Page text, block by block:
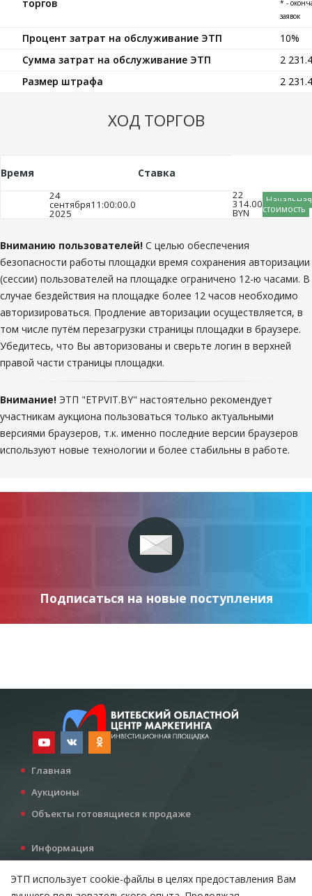
торгов
* -
заявок
Процент затрат на обслуживание ЭТП
10%
Сумма затрат на обслуживание ЭТП
2
Размер штрафа
2
ХОД ТОРГОВ
Время Ставка
24
сентября
2025
11:00:00.0
22
314.00
BYN
Начальная
стоимость
Вниманию пользователей! С целью обеспечения
безопасности работы площадки время сохранения авторизации
(сессии) пользователей на площадке ограничено 12-ю часами. В
случае бездействия на площадке более 12 часов необходимо
авторизироваться. Продление авторизации осуществляется, в
том числе путём перезагрузки страницы площадки в браузере.
Убедитесь, что Вы авторизованы и сверьте логин в верхней
правой части страницы площадки.
Внимание! ЭТП "ETPVIT.BY" настоятельно рекомендует
участникам аукциона пользоваться только актуальными
версиями браузеров, т.к. именно последние версии браузеров
используют новые технологии и более стабильны в работе.
Подписаться на новые поступления
Главная
Аукционы
Объекты готовящиеся к продаже
Информация
ЭТП использует cookie-файлы в целях предоставления Вам